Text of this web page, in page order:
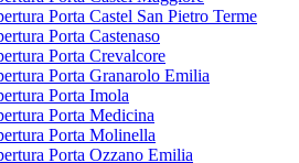
Porta Castel San Pietro Terme
Porta Castenaso
Porta Crevalcore
Porta Granarolo Emilia
Porta Imola
Porta Medicina
Porta Molinella
Porta Ozzano Emilia